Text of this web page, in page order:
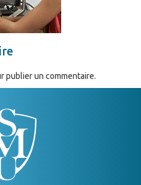
publier un commentaire.